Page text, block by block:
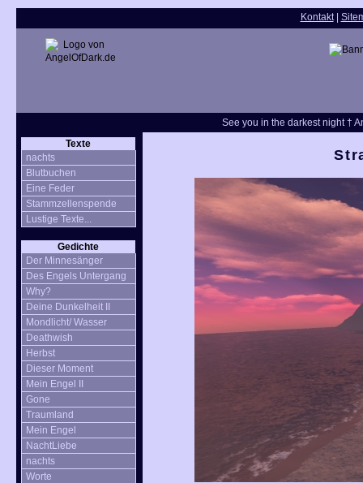
Kontakt
See you in the darkest night †
Texte
nachts
Blutbuchen
Eine Feder
Stammzellenspende
Lustige Texte...
Gedichte
Der Minnesänger
Des Engels Untergang
Why?
Deine Dunkelheit II
Mondlicht/ Wasser
Deathwish
Herbst
Dieser Moment
Mein Engel II
Gone
Traumland
Mein Engel
NachtLiebe
nachts
Worte